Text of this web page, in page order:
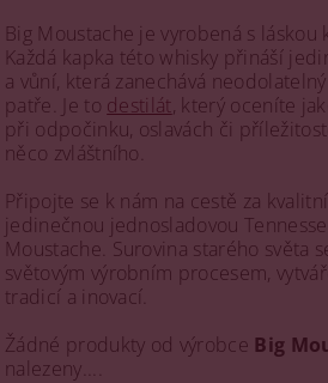
Big Moustache je vyrobená s láskou
Každá kapka této whisky přináší
a vůní, která zanechává
patře. Je to destilát, který oceníte
při odpočinku, oslavách či
něco zvláštního.
Připojte se k nám na cestě za
jedinečnou jednosladovou
Moustache. Surovina starého světa
světovým výrobním procesem,
tradicí a inovací.
Žádné produkty od výrobce Big
nalezeny....